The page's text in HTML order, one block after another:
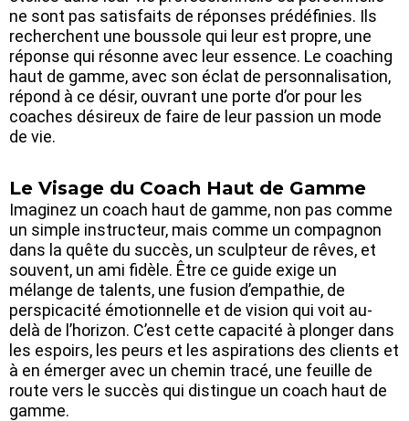
ne sont pas satisfaits de réponses prédéfinies. Ils
recherchent une boussole qui leur est propre, une
réponse qui résonne avec leur essence. Le coaching
haut de gamme, avec son éclat de personnalisation,
répond à ce désir, ouvrant une porte d’or pour les
coaches désireux de faire de leur passion un mode
de vie.
Le Visage du Coach Haut de Gamme
Imaginez un coach haut de gamme, non pas comme
un simple instructeur, mais comme un compagnon
dans la quête du succès, un sculpteur de rêves, et
souvent, un ami fidèle. Être ce guide exige un
mélange de talents, une fusion d’empathie, de
perspicacité émotionnelle et de vision qui voit au-
delà de l’horizon. C’est cette capacité à plonger dans
les espoirs, les peurs et les aspirations des clients et
à en émerger avec un chemin tracé, une feuille de
route vers le succès qui distingue un coach haut de
gamme.